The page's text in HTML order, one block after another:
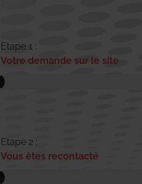
Etape 1 :
Votre demande sur le site
Etape 2 :
Vous êtes recontacté